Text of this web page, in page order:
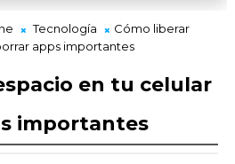
Tecnología
Cómo liberar
apps importantes
en tu celular
importantes